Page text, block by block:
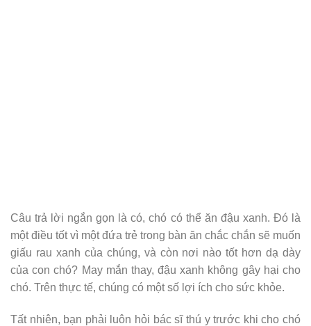
Câu trả lời ngắn gọn là có, chó có thể ăn đậu xanh. Đó là
một điều tốt vì một đứa trẻ trong bàn ăn chắc chắn sẽ muốn
giấu rau xanh của chúng, và còn nơi nào tốt hơn dạ dày
của con chó? May mắn thay, đậu xanh không gây hại cho
chó. Trên thực tế, chúng có một số lợi ích cho sức khỏe.
Tất nhiên, bạn phải luôn hỏi bác sĩ thú y trước khi cho chó